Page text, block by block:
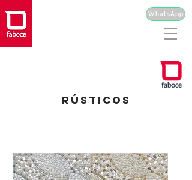
WhatsApp
RÚSTICOS